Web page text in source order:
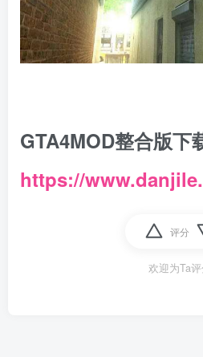
GTA4MOD整合版下
https://
评分
欢迎为Ta